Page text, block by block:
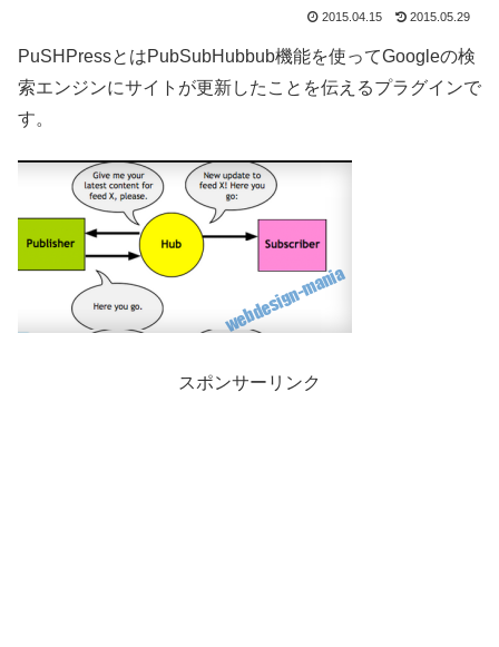
2015.04.15 2015.05.29
PuSHPressとはPubSubHubbub機能を使ってGoogleの検
索エンジンにサイトが更新したことを伝えるプラグインで
す。
スポンサーリンク